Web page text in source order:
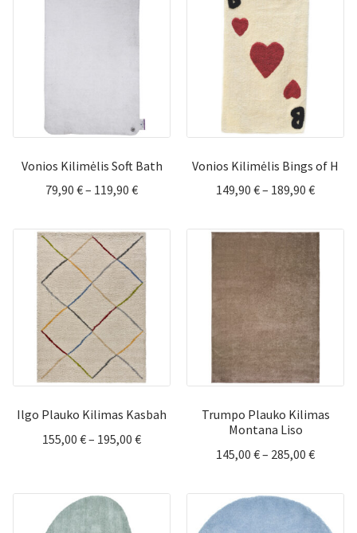
Vonios Kilimėlis Soft Bath
79,90 €– 119,90 €Price
79,90 €
through
119,90 €
Vonios Kilimėlis Bings of H
149,90 €– 189,90 €Price
149,90 €
189,90 €
Ilgo Plauko Kilimas Kasbah
155,00 €– 195,00 €Price
through
Trumpo Plauko Kilimas
Montana Liso
145,00 €– 285,00 €Price
145,00 €